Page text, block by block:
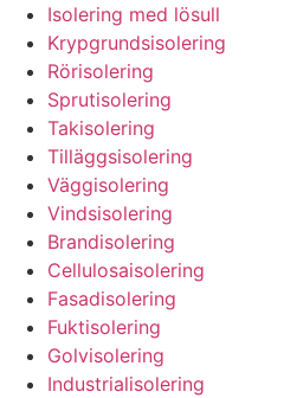
Isolering med lösull
Krypgrundsisolering
Rörisolering
Sprutisolering
Takisolering
Tilläggsisolering
Väggisolering
Vindsisolering
Brandisolering
Cellulosaisolering
Fasadisolering
Fuktisolering
Golvisolering
Industrialisolering